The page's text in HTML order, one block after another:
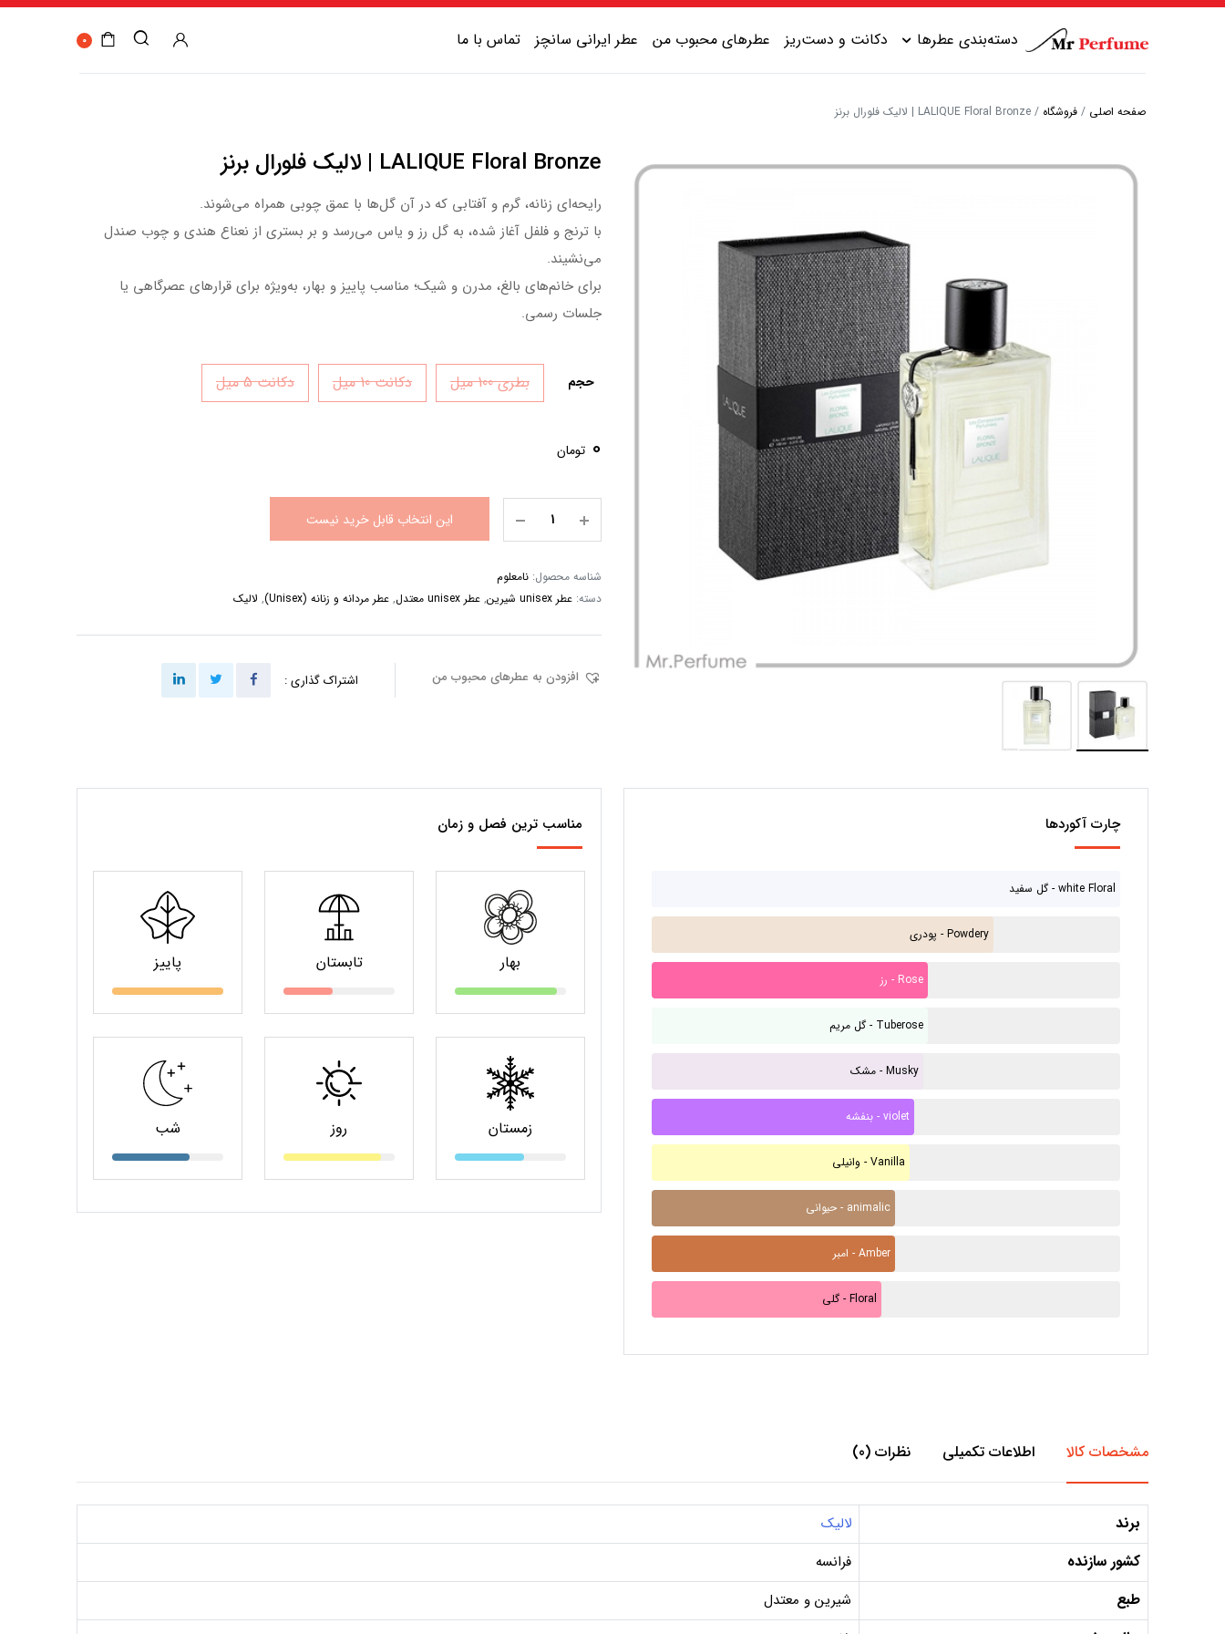
دسته‌بندی عطرها
عطر زنانه گرم
عطر مردانه تلخ
عطر یونیسکس تلخ
دکانت و دست‌ریز عطرهای محبوب من عطر ایرانی سانچز تماس با ما 0
صفحه اصلی / فروشگاه / LALIQUE Floral Bronze | لالیک فلورال برنز
LALIQUE Floral Bronze | لالیک فلورال برنز
رایحه‌ای زنانه، گرم و آفتابی که در آن گل‌ها با عمق چوبی همراه می‌شوند.
با ترنج و فلفل آغاز شده، به گل رز و یاس می‌رسد و بر بستری از نعناع هندی و چوب صندل
می‌نشیند.
برای خانم‌های بالغ، مدرن و شیک؛ مناسب پاییز و بهار، به‌ویژه برای قرارهای عصرگاهی یا
جلسات رسمی.
حجم بطری 100 میل دکانت 10 میل دکانت 5 میل
0 تومان
این انتخاب قابل خرید نیست
شناسه محصول: نامعلوم
دسته: عطر unisex شیرین , عطر unisex معتدل , عطر مردانه و زنانه (Unisex) , لالیک
افزودن به عطرهای محبوب من اشتراک گذاری :
چارت آکوردها
گل سفید - white Floral
پودری - Powdery
رز - Rose
گل مریم - Tuberose
مشک - Musky
بنفشه - violet
وانیلی - Vanilla
حیوانی - animalic
امبر - Amber
گلی - Floral
مناسب ترین فصل و زمان
بهار تابستان پاییز
زمستان روز شب
مشخصات کالا اطلاعات تکمیلی نظرات (0)
برند لالیک
کشور سازنده فرانسه
طبع شیرین و معتدل